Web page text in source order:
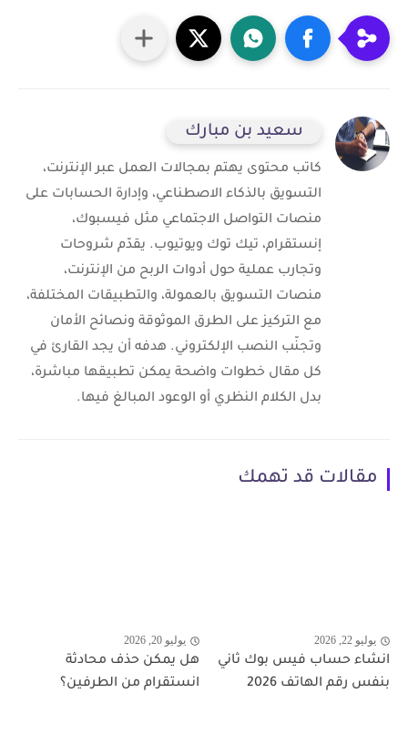
سعيد بن مبارك
كاتب محتوى يهتم بمجالات العمل عبر الإنترنت،
التسويق بالذكاء الاصطناعي، وإدارة الحسابات على
منصات التواصل الاجتماعي مثل فيسبوك،
إنستقرام، تيك توك ويوتيوب. يقدّم شروحات
وتجارب عملية حول أدوات الربح من الإنترنت،
منصات التسويق بالعمولة، والتطبيقات المختلفة،
مع التركيز على الطرق الموثوقة ونصائح الأمان
وتجنّب النصب الإلكتروني. هدفه أن يجد القارئ في
كل مقال خطوات واضحة يمكن تطبيقها مباشرة،
بدل الكلام النظري أو الوعود المبالغ فيها.
مقالات قد تهمك
يوليو 22, 2026
انشاء حساب فيس بوك ثاني
بنفس رقم الهاتف 2026
يوليو 20, 2026
هل يمكن حذف محادثة
انستقرام من الطرفين؟